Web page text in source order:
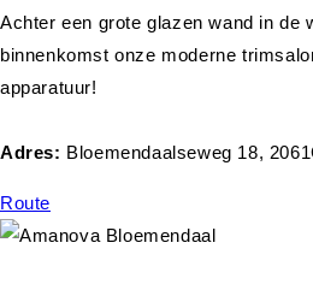
Achter een grote glazen wand in de
binnenkomst onze moderne
apparatuur!
Adres: Bloemendaalseweg 18,
Route